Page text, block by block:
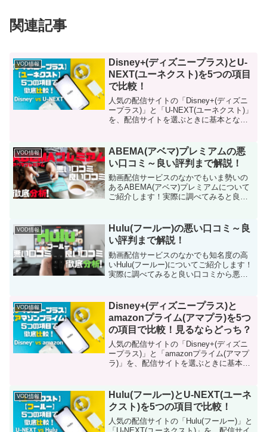
関連記事
VOD情報
Disney+(ディズニープラス)とU-
NEXT(ユーネクスト)を5つの項目
で比較！
人気の配信サイトの「Disney+(ディズニ
ープラス)」と「U-NEXT(ユーネクスト)」
を、配信サイトを選ぶときに基本となる5
が、中立な立場でありのままの情報をご
紹介します！
VOD情報
ABEMA(アベマ)プレミアムの悪
い口コミ～良い評判まで解説！
動画配信サービスのなかでもいま勢いの
あるABEMA(アベマ)プレミアムについて
ご紹介します！実際に調べてみると良い
のままの情報をお伝えしたいと思いま
す。ABEMA(アベマ)プレミアムを申し込
もうか迷っている方の参考になればうれ
しいです。
VOD情報
Hulu(フールー)の悪い口コミ～良
い評判まで解説！
動画配信サービスのなかでも知名度の高
いHulu(フールー)についてご紹介します！
実際に調べてみると良い口コミから悪い
伝えしたいと思います。Hulu(フールー)を
申し込もうか迷っている方の参考になれ
ばうれしいです。
VOD情報
Disney+(ディズニープラス)と
amazonプライム(アマプラ)を5つ
の項目で比較！見るならどっち？
人気の配信サイトの「Disney+(ディズニ
ープラス)」と「amazonプライム(アマプ
ラ)」を、配信サイトを選ぶときに基本と
理人が、中立な立場でありのままの情報
をご紹介します！
VOD情報
Hulu(フールー)とU-NEXT(ユーネ
クスト)を5つの項目で比較！
人気の配信サイトの「Hulu(フールー)」と